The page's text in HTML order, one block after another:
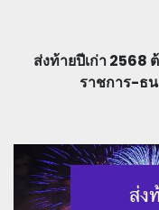
ส่งท้ายปีเก่า 2568
ราชการ-ธ